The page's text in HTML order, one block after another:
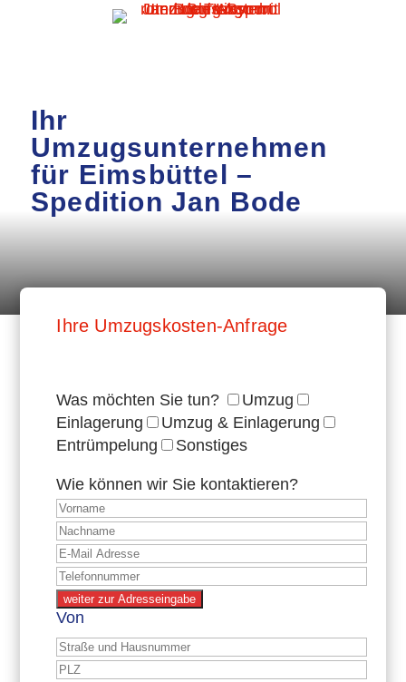
Ihr
Umzugsunternehmen
für Eimsbüttel –
Spedition Jan Bode
Ihre Umzugskosten-Anfrage
Was möchten Sie tun?
Umzug
Einlagerung
Umzug & Einlagerung
Entrümpelung
Sonstiges
Wie können wir Sie kontaktieren?
weiter zur Adresseingabe
Von